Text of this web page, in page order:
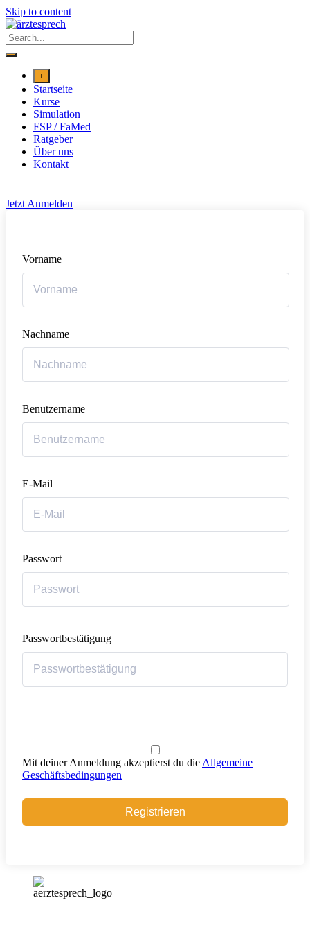
Skip to content
+
Startseite
Kurse
Simulation
FSP / FaMed
Ratgeber
Über uns
Kontakt
Jetzt Anmelden
Vorname
Nachname
Benutzername
E-Mail
Passwort
Passwortbestätigung
Mit deiner Anmeldung akzeptierst du die Allgemeine
Geschäftsbedingungen
Registrieren